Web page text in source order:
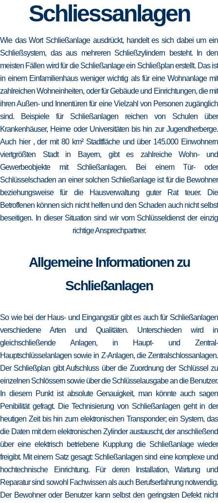
Schliessanlagen
Wie das Wort Schließanlage ausdrückt, handelt es sich dabei um ein
Schließsystem, das aus mehreren Schließzylindern besteht. In den
meisten Fällen wird für die Schließanlage ein Schließplan erstellt. Das ist
in einem Einfamilienhaus weniger wichtig als für eine Wohnanlage mit
zahlreichen Wohneinheiten, oder für Gebäude und Einrichtungen, die mit
ihren Außen- und Innentüren für eine Vielzahl von Personen zugänglich
sind. Beispiele für Schließanlagen reichen von Schulen über
Krankenhäuser, Heime oder Universitäten bis hin zur Jugendherberge.
Auch hier , der mit 80 km² Stadtfläche und über 145.000 Einwohnern
viertgrößten Stadt in Bayern, gibt es zahlreiche Wohn- und
Gewerbeobjekte mit Schließanlagen. Bei einem Tür- oder
Schlüsselschaden an einer solchen Schließanlage ist für die Bewohner
beziehungsweise für die Hausverwaltung guter Rat teuer. Die
Betroffenen können sich nicht helfen und den Schaden auch nicht selbst
beseitigen. In dieser Situation sind wir vom Schlüsseldienst der einzig
richtige Ansprechpartner.
Allgemeine Informationen zu
Schließanlagen
So wie bei der Haus- und Eingangstür gibt es auch für Schließanlagen
verschiedene Arten und Qualitäten. Unterschieden wird in
gleichschließende Anlagen, in Haupt- und Zentral-
Hauptschlüsselanlagen sowie in Z-Anlagen, die Zentralschlossanlagen.
Der Schließplan gibt Aufschluss über die Zuordnung der Schlüssel zu
einzelnen Schlössern sowie über die Schlüsselausgabe an die Benutzer.
In diesem Punkt ist absolute Genauigkeit, man könnte auch sagen
Penibilität gefragt. Die Technisierung von Schließanlagen geht in der
heutigen Zeit bis hin zum elektronischen Transponder; ein System, das
die Daten mit dem elektronischen Zylinder austauscht, der anschließend
über eine elektrisch betriebene Kupplung die Schließanlage wieder
freigibt. Mit einem Satz gesagt: Schließanlagen sind eine komplexe und
hochtechnische Einrichtung. Für deren Installation, Wartung und
Reparatur sind sowohl Fachwissen als auch Berufserfahrung notwendig.
Der Bewohner oder Benutzer kann selbst den geringsten Defekt nicht